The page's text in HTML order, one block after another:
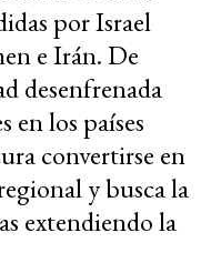
por Israel
e Irán. De
desenfrenada
en los países
convertirse en
y busca la
extendiendo la